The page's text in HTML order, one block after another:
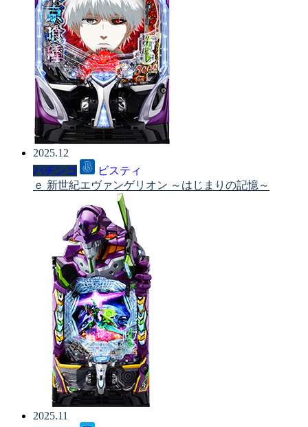
2025.12
パチンコ
ビスティ
ｅ 新世紀エヴァンゲリオン ～はじまりの記憶～
2025.11